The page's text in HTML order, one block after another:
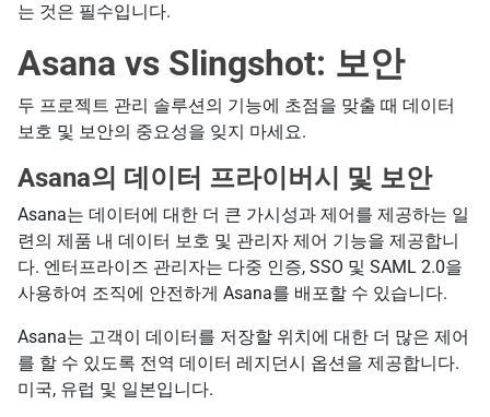
는 것은 필수입니다.
Asana vs Slingshot: 보안
두 프로젝트 관리 솔루션의 기능에 초점을 맞출 때 데이터
보호 및 보안의 중요성을 잊지 마세요.
Asana의 데이터 프라이버시 및 보안
Asana는 데이터에 대한 더 큰 가시성과 제어를 제공하는 일
련의 제품 내 데이터 보호 및 관리자 제어 기능을 제공합니
다. 엔터프라이즈 관리자는 다중 인증, SSO 및 SAML 2.0을
사용하여 조직에 안전하게 Asana를 배포할 수 있습니다.
Asana는 고객이 데이터를 저장할 위치에 대한 더 많은 제어
를 할 수 있도록 전역 데이터 레지던시 옵션을 제공합니다.
미국, 유럽 및 일본입니다.